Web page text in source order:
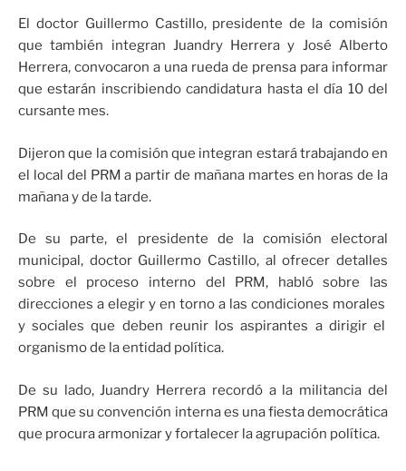
El doctor Guillermo Castillo, presidente de la comisión
que también integran Juandry Herrera y José Alberto
Herrera, convocaron a una rueda de prensa para informar
que estarán inscribiendo candidatura hasta el día 10 del
cursante mes.
Dijeron que la comisión que integran estará trabajando en
el local del PRM a partir de mañana martes en horas de la
mañana y de la tarde.
De su parte, el presidente de la comisión electoral
municipal, doctor Guillermo Castillo, al ofrecer detalles
sobre el proceso interno del PRM, habló sobre las
direcciones a elegir y en torno a las condiciones morales
y sociales que deben reunir los aspirantes a dirigir el
organismo de la entidad política.
De su lado, Juandry Herrera recordó a la militancia del
PRM que su convención interna es una fiesta democrática
que procura armonizar y fortalecer la agrupación política.